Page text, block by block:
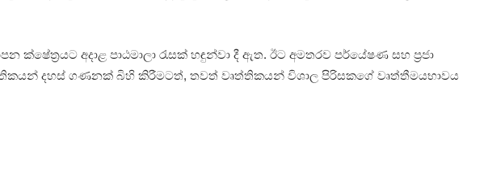
අදාළ පාඨමාලා රැසක් හඳුන්වා දී ඇත. ඊට අමතරව පර්යේෂණ සහ ප්‍රජා
දහස් ගණනක් බිහි කිරීමටත්, තවත් වෘත්තිකයන් විශාල පිරිසකගේ වෘත්තීමයභාවය